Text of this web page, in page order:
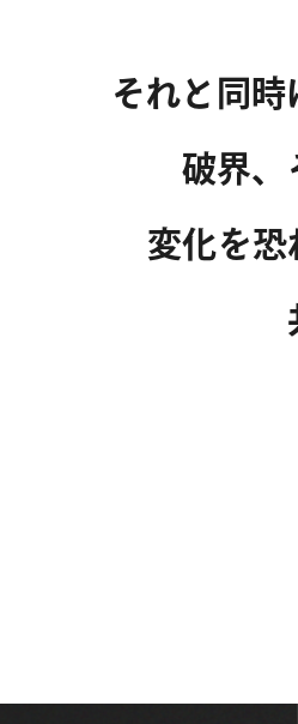
それと同
破界、
変化を恐